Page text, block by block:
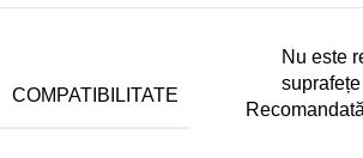
COMPATIBILITATE
Nu este